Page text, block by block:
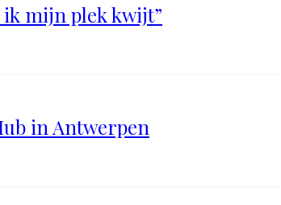
ik mijn plek kwijt”
in Antwerpen